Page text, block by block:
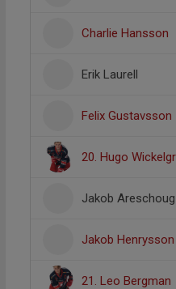
Charlie Hansson
Erik Laurell
Felix Gustavsson
20. Hugo
Jakob Areschoug
Jakob Henrysson
21. Leo Bergman